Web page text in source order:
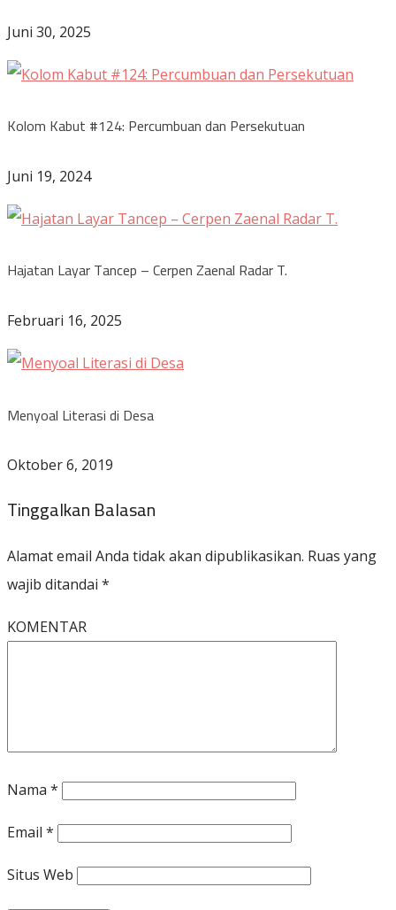
Juni 30, 2025
Kolom Kabut #124: Percumbuan dan Persekutuan
Juni 19, 2024
Hajatan Layar Tancep – Cerpen Zaenal Radar T.
Februari 16, 2025
Menyoal Literasi di Desa
Oktober 6, 2019
Tinggalkan Balasan
Alamat email Anda tidak akan dipublikasikan. Ruas yang
wajib ditandai *
KOMENTAR
Nama *
Email *
Situs Web